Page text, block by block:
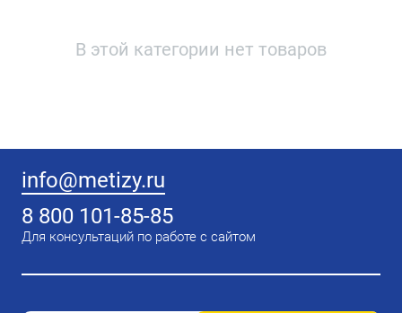
В этой категории нет товаров
info@metizy.ru
8 800 101-85-85
Для консультаций по работе с сайтом